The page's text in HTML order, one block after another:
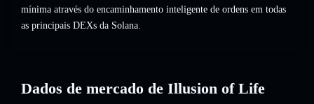
mínima através do encaminhamento inteligente de ordens em todas
as principais DEXs da Solana.
Dados de mercado de Illusion of Life